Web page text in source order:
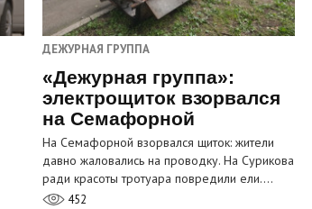
ДЕЖУРНАЯ ГРУППА
«Дежурная группа»:
электрощиток взорвался
на Семафорной
На Семафорной взорвался щиток: жители
давно жаловались на проводку. На Сурикова
ради красоты тротуара повредили ели.…
452